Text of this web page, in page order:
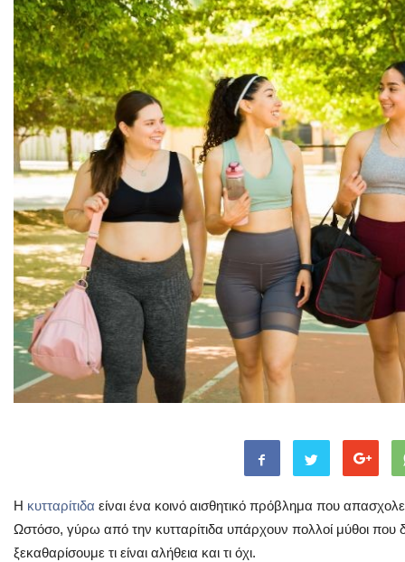
Η κυτταρίτιδα είναι ένα κοινό αισθητικό πρόβλημα που
Ωστόσο, γύρω από την κυτταρίτιδα υπάρχουν πολλοί μύθοι που
ξεκαθαρίσουμε τι είναι αλήθεια και τι όχι.